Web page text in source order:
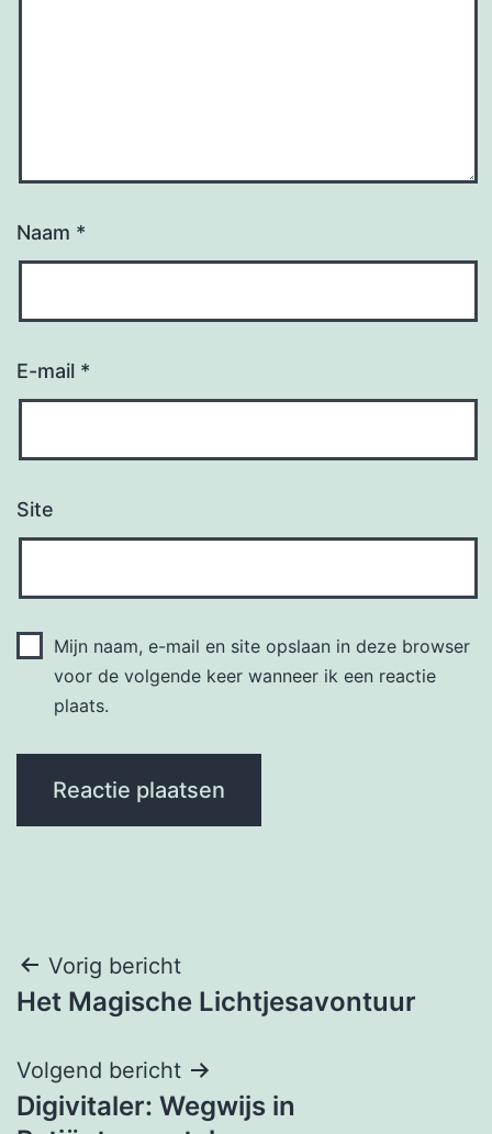
Naam *
E-mail *
Site
Mijn naam, e-mail en site opslaan in deze browser
voor de volgende keer wanneer ik een reactie
plaats.
Bericht
navigatie
Vorig bericht
Het Magische Lichtjesavontuur
Volgend bericht
Digivitaler: Wegwijs in